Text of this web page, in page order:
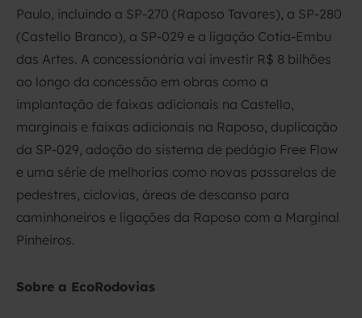
Paulo, incluindo a SP-270 (Raposo Tavares), a SP-280
(Castello Branco), a SP-029 e a ligação Cotia-Embu
das Artes. A concessionária vai investir R$ 8 bilhões
ao longo da concessão em obras como a
implantação de faixas adicionais na Castello,
marginais e faixas adicionais na Raposo, duplicação
da SP-029, adoção do sistema de pedágio Free Flow
e uma série de melhorias como novas passarelas de
pedestres, ciclovias, áreas de descanso para
caminhoneiros e ligações da Raposo com a Marginal
Pinheiros.
Sobre a EcoRodovias